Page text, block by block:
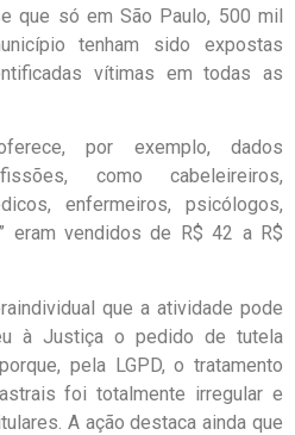
que só em São Paulo, 500 mil
tenham sido expostas
vítimas em todas as
por exemplo, dados
como cabeleireiros,
enfermeiros, psicólogos,
eram vendidos de R$ 42 a R$
que a atividade pode
à Justiça o pedido de tutela
pela LGPD, o tratamento
foi totalmente irregular e
A ação destaca ainda que